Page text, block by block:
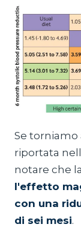
Se
riportata
notare che la
l'effetto
con una
di sei mesi.